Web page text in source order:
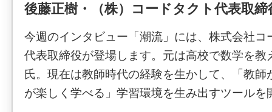
後藤正樹・（株）コードタクト代表取締
今週のインタビュー「潮流」には、株式会社コ
代表取締役が登場します。元は高校で数学を教
氏。現在は教師時代の経験を生かして、「教師
が楽しく学べる」学習環境を生み出すツールを